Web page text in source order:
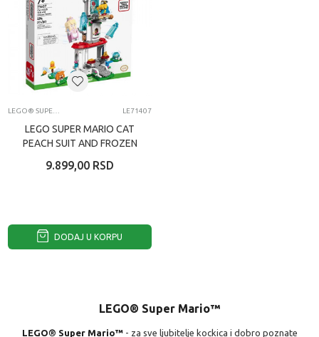
LE71407
LEGO SUPER MARIO CAT
PEACH SUIT AND FROZEN
9.899,00 RSD
DODAJ U KORPU
LEGO® Super Mario™
LEGO® Super Mario™- za sve ljubitelje kockica i dobro poznate